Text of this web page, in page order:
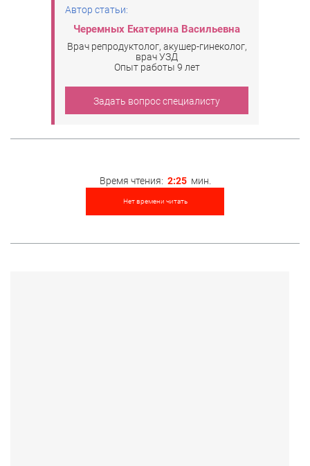
Автор статьи:
Черемных Екатерина Васильевна
Врач репродуктолог, акушер-гинеколог,
врач УЗД
Опыт работы 9 лет
Задать вопрос специалисту
Время чтения: 2:25 мин.
Нет времени читать